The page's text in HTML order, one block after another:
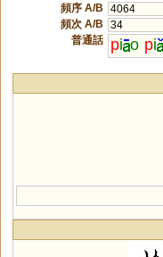
頻序 A/B
4064
頻次 A/B
34
普通話
pi o pi